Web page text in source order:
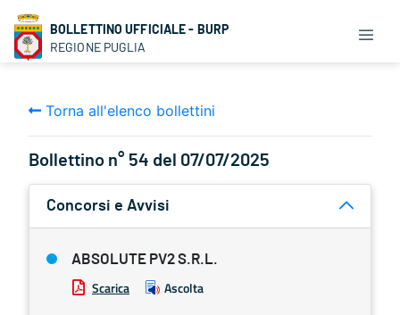
BOLLETTINO UFFICIALE - BURP
REGIONE PUGLIA
Torna all'elenco bollettini
Bollettino n° 54 del 07/07/2025
Concorsi e Avvisi
ABSOLUTE PV2 S.R.L.
Scarica Ascolta